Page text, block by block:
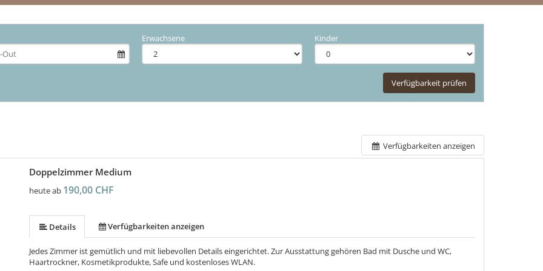
Erwachsene Kinder
Verfügbarkeit prüfen
Verfügbarkeiten anzeigen
Doppelzimmer Medium
heute ab 190,00 CHF
Details Verfügbarkeiten anzeigen
Jedes Zimmer ist gemütlich und mit liebevollen Details eingerichtet. Zur Ausstattung gehören Bad mit Dusche und WC,
Haartrockner, Kosmetikprodukte, Safe und kostenloses WLAN.